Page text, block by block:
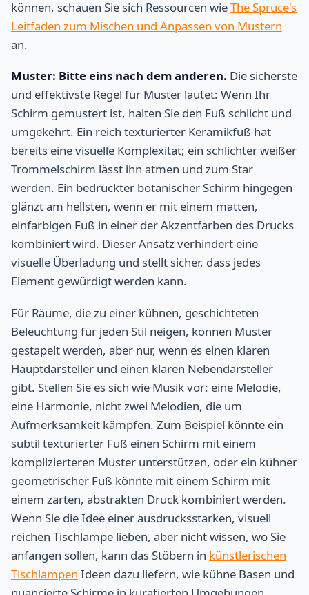
können, schauen Sie sich Ressourcen wieThe Spruce's
Leitfaden zum Mischen und Anpassen von Mustern
an.
Muster: Bitte eins nach dem anderen. Die sicherste
und effektivste Regel für Muster lautet: Wenn Ihr
Schirm gemustert ist, halten Sie den Fuß schlicht und
umgekehrt. Ein reich texturierter Keramikfuß hat
bereits eine visuelle Komplexität; ein schlichter weißer
Trommelschirm lässt ihn atmen und zum Star
werden. Ein bedruckter botanischer Schirm hingegen
glänzt am hellsten, wenn er mit einem matten,
einfarbigen Fuß in einer der Akzentfarben des Drucks
kombiniert wird. Dieser Ansatz verhindert eine
visuelle Überladung und stellt sicher, dass jedes
Element gewürdigt werden kann.
Für Räume, die zu einer kühnen, geschichteten
Beleuchtung für jeden Stil neigen, können Muster
gestapelt werden, aber nur, wenn es einen klaren
Hauptdarsteller und einen klaren Nebendarsteller
gibt. Stellen Sie es sich wie Musik vor: eine Melodie,
eine Harmonie, nicht zwei Melodien, die um
Aufmerksamkeit kämpfen. Zum Beispiel könnte ein
subtil texturierter Fuß einen Schirm mit einem
komplizierteren Muster unterstützen, oder ein kühner
geometrischer Fuß könnte mit einem Schirm mit
einem zarten, abstrakten Druck kombiniert werden.
Wenn Sie die Idee einer ausdrucksstarken, visuell
reichen Tischlampe lieben, aber nicht wissen, wo Sie
anfangen sollen, kann das Stöbern in künstlerischen
Tischlampen Ideen dazu liefern, wie kühne Basen und